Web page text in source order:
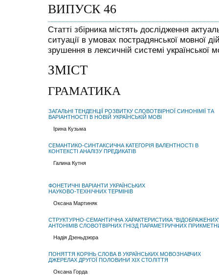
ВИПУСК 46
Статті збірника містять дослідження
ситуації в умовах пострадянської мовної
зрушення в лексичній системі української
ЗМІСТ
ГРАМАТИКА
ЗАГАЛЬНІ ТЕНДЕНЦІЇ РОЗВИТКУ СЛОВОТВІРНОЇ СИНОНІМІЇ ТА
ВАРІАНТНОСТІ В НОВІЙ УКРАЇНСЬКІЙ МОВІ
Ірина Кузьма
СЕМАНТИКО-СИНТАКСИЧНА КАТЕГОРІЯ ВАЛЕНТНОСТІ В
КОНТЕКСТІ АНАЛІЗУ ПРЕДИКАТІВ
Галина Кутня
ФОНЕТИЧНІ ВАРІАНТИ УКРАЇНСЬКИХ
НАУКОВО-ТЕХНІЧНИХ ТЕРМІНІВ
Оксана Мартиняк
СТРУКТУРНО-СЕМАНТИЧНА ХАРАКТЕРИСТИКА
АНТОНІМІВ СЛОВОТВІРНИХ ГНІЗД ПАРАМЕТРИЧНИХ
Надія Дзеньдзюра
ПОНЯТТЯ КОРІНЬ СЛОВА В УКРАЇНСЬКИХ МОВОЗНАВЧИХ
ДЖЕРЕЛАХ ДРУГОЇ ПОЛОВИНИ ХІХ СТОЛІТТЯ
Оксана Горда